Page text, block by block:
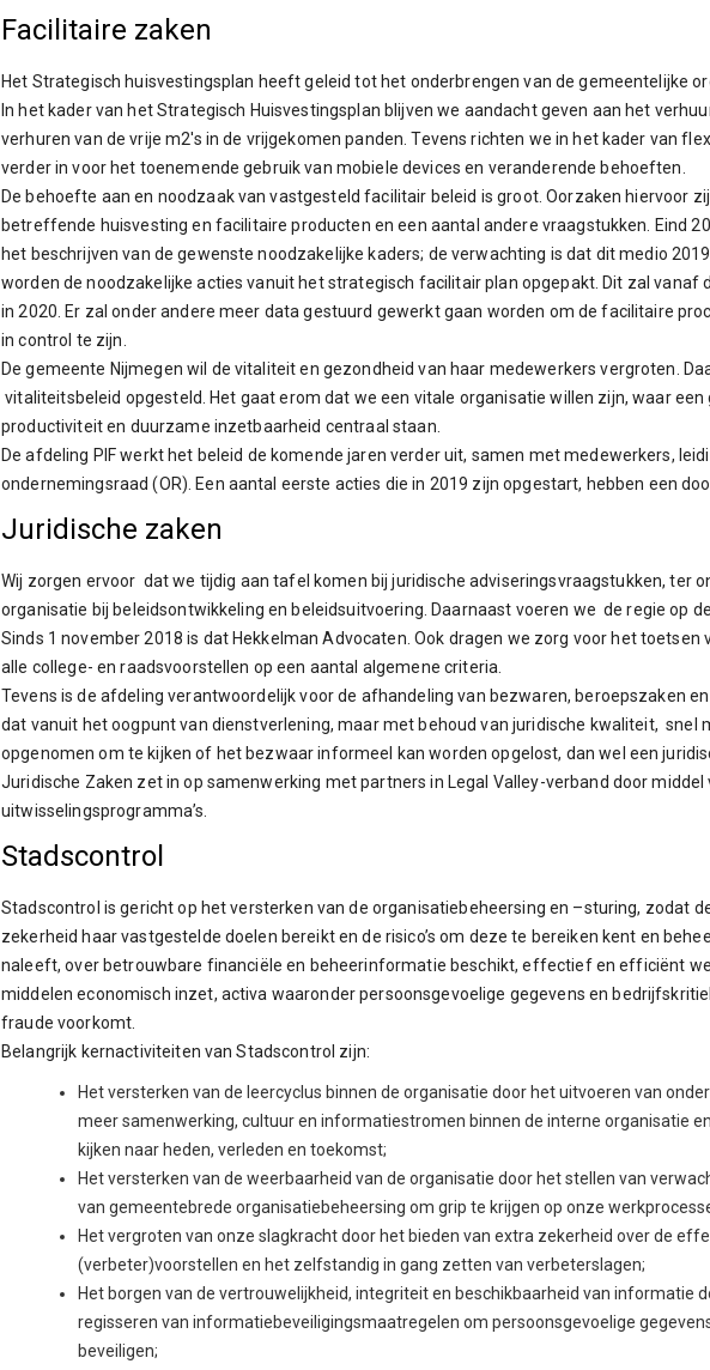
Facilitaire zaken
Het Strategisch huisvestingsplan heeft geleid tot het onderbrengen van de gemeentelijke
In het kader van het Strategisch Huisvestingsplan blijven we aandacht geven aan het
verhuren van de vrije m2's in de vrijgekomen panden. Tevens richten we in het kader van
verder in voor het toenemende gebruik van mobiele devices en veranderende behoeften.
De behoefte aan en noodzaak van vastgesteld facilitair beleid is groot. Oorzaken hiervoor
betreffende huisvesting en facilitaire producten en een aantal andere vraagstukken. Eind
het beschrijven van de gewenste noodzakelijke kaders; de verwachting is dat dit medio
worden de noodzakelijke acties vanuit het strategisch facilitair plan opgepakt. Dit zal vanaf
in 2020. Er zal onder andere meer data gestuurd gewerkt gaan worden om de facilitaire
in control te zijn.
De gemeente Nijmegen wil de vitaliteit en gezondheid van haar medewerkers vergroten.
vitaliteitsbeleid opgesteld. Het gaat erom dat we een vitale organisatie willen zijn, waar
productiviteit en duurzame inzetbaarheid centraal staan.
De afdeling PIF werkt het beleid de komende jaren verder uit, samen met medewerkers,
ondernemingsraad (OR). Een aantal eerste acties die in 2019 zijn opgestart, hebben een
Juridische zaken
Wij zorgen ervoor dat we tijdig aan tafel komen bij juridische adviseringsvraagstukken, ter
organisatie bij beleidsontwikkeling en beleidsuitvoering. Daarnaast voeren we de regie op
Sinds 1 november 2018 is dat Hekkelman Advocaten. Ook dragen we zorg voor het toetsen
alle college- en raadsvoorstellen op een aantal algemene criteria.
Tevens is de afdeling verantwoordelijk voor de afhandeling van bezwaren, beroepszaken
dat vanuit het oogpunt van dienstverlening, maar met behoud van juridische kwaliteit, snel
opgenomen om te kijken of het bezwaar informeel kan worden opgelost, dan wel een
Juridische Zaken zet in op samenwerking met partners in Legal Valley-verband door
uitwisselingsprogramma’s.
Stadscontrol
Stadscontrol is gericht op het versterken van de organisatiebeheersing en –sturing, zodat
zekerheid haar vastgestelde doelen bereikt en de risico’s om deze te bereiken kent en
naleeft, over betrouwbare financiële en beheerinformatie beschikt, effectief en efficiënt
middelen economisch inzet, activa waaronder persoonsgevoelige gegevens en
fraude voorkomt.
Belangrijk kernactiviteiten van Stadscontrol zijn:
Het versterken van de leercyclus binnen de organisatie door het uitvoeren van
meer samenwerking, cultuur en informatiestromen binnen de interne organisatie
kijken naar heden, verleden en toekomst;
Het versterken van de weerbaarheid van de organisatie door het stellen van
van gemeentebrede organisatiebeheersing om grip te krijgen op onze
Het vergroten van onze slagkracht door het bieden van extra zekerheid over de
(verbeter)voorstellen en het zelfstandig in gang zetten van verbeterslagen;
Het borgen van de vertrouwelijkheid, integriteit en beschikbaarheid van informatie
regisseren van informatiebeveiligingsmaatregelen om persoonsgevoelige
beveiligen;